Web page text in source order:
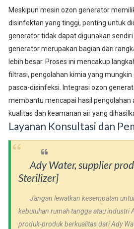
Meskipun mesin ozon generator
disinfektan yang tinggi, penting untuk
generator tidak dapat digunakan
generator merupakan bagian dari
lebih besar. Proses ini mencakup
filtrasi, pengolahan kimia yang mungkin
pasca-disinfeksi. Integrasi ozon
membantu mencapai hasil pengolahan
kualitas dan keamanan air yang
Layanan Konsultasi dan
Ady Water, supplier
Sterilizer]
Jangan lewatkan kesempatan
kebutuhan rumah tangga atau industri
produk-produk berkualitas dari Ady